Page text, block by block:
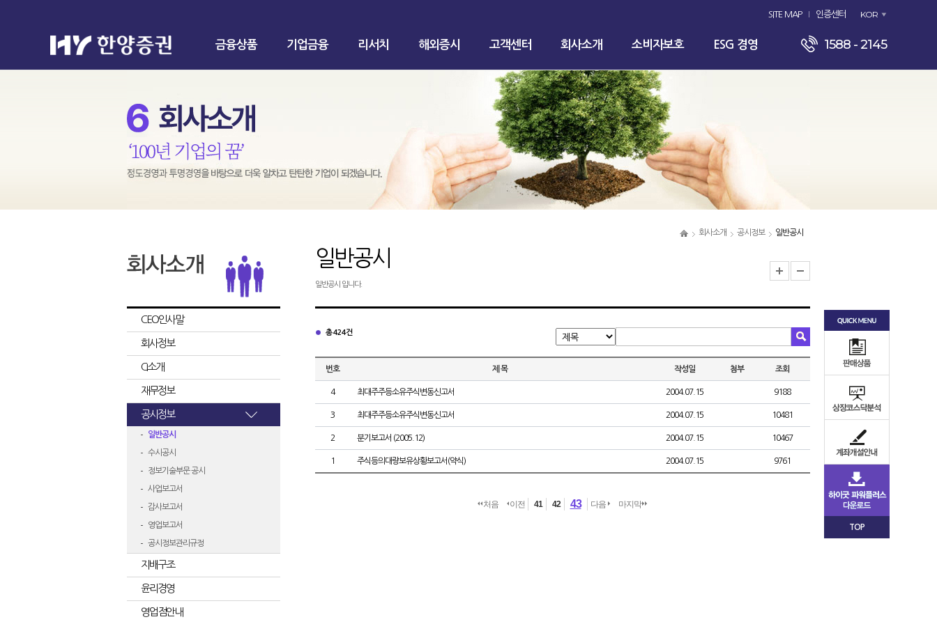
SITE MAP 인증센터 KOR
금융상품 기업금융 리서치 해외증시 고객센터 회사소개 소비자보호 ESG 경영 1588 - 2145
회사소개 공시정보 일반공시
CEO인사말
회사정보
CI소개
재무정보
공시정보
일반공시
수시공시
정보기술부문 공시
사업보고서
감사보고서
영업보고서
공시정보관리규정
지배구조
윤리경영
영업점안내
일반공시
일반공시 입니다.
총 424건
번호 제 목 작성일 첨부 조회
4 최대주주등소유주식변동신고서 2004.07.15 9188
3 최대주주등소유주식변동신고서 2004.07.15 10481
2 분기보고서 (2005.12) 2004.07.15 10467
1 주식등의대량보유상황보고서(약식) 2004.07.15 9761
처음 이전 41 42 43 다음 마지막
TOP